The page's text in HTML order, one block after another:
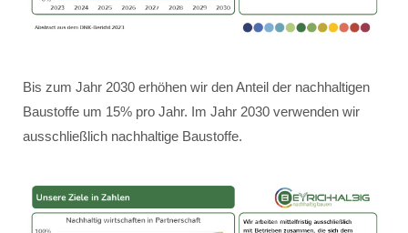
Bis zum Jahr 2030 erhöhen wir den Anteil der nachhaltigen
Baustoffe um 15% pro Jahr. Im Jahr 2030 verwenden wir
ausschließlich nachhaltige Baustoffe.